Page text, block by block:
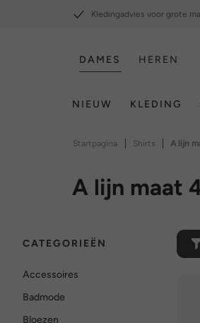
Kledingadvies voor grote
DAMES HEREN
NIEUW KLEDING
Startpagina | Shirts | A lijn
A lijn maat
CATEGORIEËN
Accessoires
Badmode
Bloezen